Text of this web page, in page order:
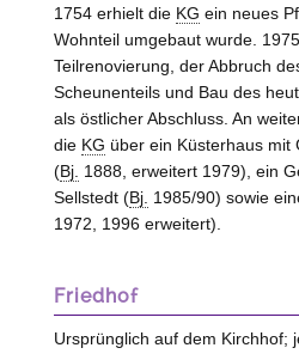
1754 erhielt die KG ein neues
Wohnteil umgebaut wurde.
Teilrenovierung, der Abbruch
Scheunenteils und Bau des
als östlicher Abschluss. An
die KG über ein Küsterhaus mit
(Bj. 1888, erweitert 1979), ein
Sellstedt (Bj. 1985/90) sowie
1972, 1996 erweitert).
Friedhof
Ursprünglich auf dem Kirchhof;